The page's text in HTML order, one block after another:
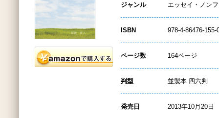
ジャンル エッセイ・ノン
ISBN 978-4-86476-155-
ページ数 164ページ
判型 並製本 四六判
発売日 2013年10月20日